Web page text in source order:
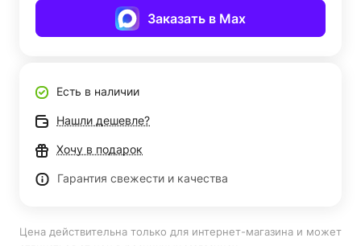
Заказать в Max
Есть в наличии
Нашли дешевле?
Хочу в подарок
Гарантия свежести и качества
Цена действительна только для интернет-магазина и может